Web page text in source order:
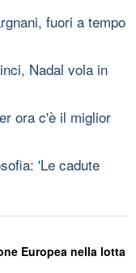
fuori a tempo
Nadal vola in
ora c'è il miglior
'Le cadute
Europea nella lotta